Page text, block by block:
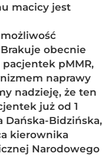
macicy jest
obecnie
pMMR,
naprawy
nadzieję, że ten
już od 1
Dańska-Bidzińska,
kierownika
Narodowego